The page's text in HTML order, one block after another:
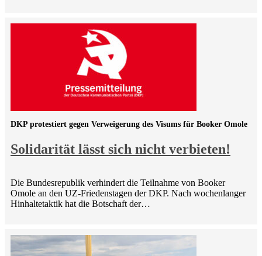
Solidarität lässt sich nicht verbieten!
DKP protestiert gegen Verweigerung des Visums für Booker Omole
Die Bundesrepublik verhindert die Teilnahme von Booker
Omole an den UZ-Friedenstagen der DKP. Nach wochenlanger
Hinhaltetaktik hat die Botschaft der…